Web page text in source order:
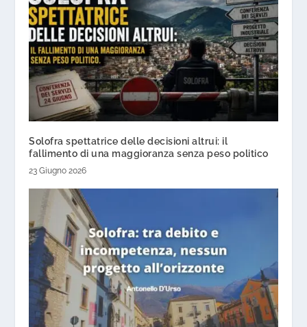
Solofra spettatrice delle decisioni altrui: il
fallimento di una maggioranza senza peso politico
23 Giugno 2026